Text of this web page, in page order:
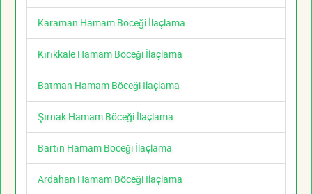
Karaman Hamam Böceği İlaçlama
Kırıkkale Hamam Böceği İlaçlama
Batman Hamam Böceği İlaçlama
Şırnak Hamam Böceği İlaçlama
Bartın Hamam Böceği İlaçlama
Ardahan Hamam Böceği İlaçlama